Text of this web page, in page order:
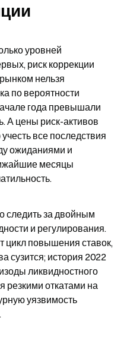
уровней
риск коррекции
нельзя
по вероятности
года превышали
А цены риск-активов
все последствия
ожиданиями и
месяцы
следить за двойным
и регулирования.
цикл повышения ставок,
сузится; история 2022
ликвидностного
откатами на
уязвимость